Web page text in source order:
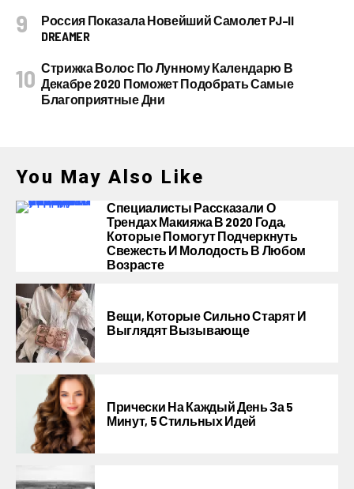
Россия Показала Новейший Самолет PJ–II
DREAMER
Стрижка Волос По Лунному Календарю В
Декабре 2020 Поможет Подобрать Самые
Благоприятные Дни
You May Also Like
Специалисты Рассказали О
Трендах Макияжа В 2020 Года,
Которые Помогут Подчеркнуть
Свежесть И Молодость В Любом
Возрасте
Вещи, Которые Сильно Старят И
Выглядят Вызывающе
Прически На Каждый День За 5
Минут, 5 Стильных Идей